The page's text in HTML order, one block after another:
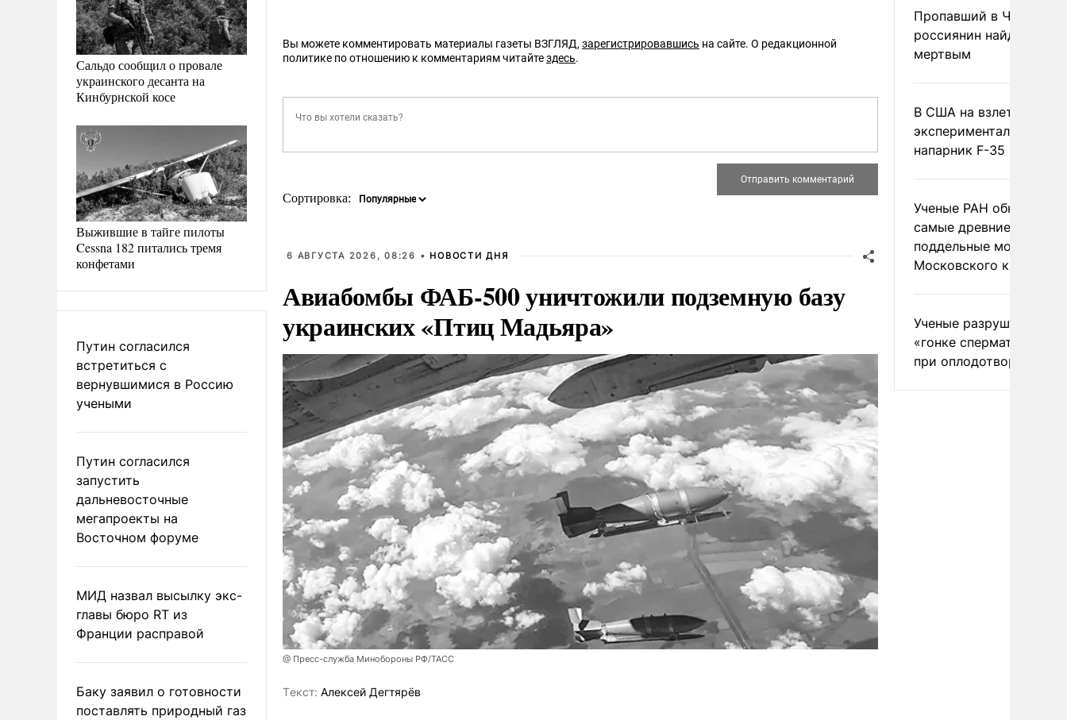
Сальдо сообщил о провале
украинского десанта на
Кинбурнской косе
Выжившие в тайге пилоты
Cessna 182 питались тремя
конфетами
Путин согласился
встретиться с
вернувшимися в Россию
учеными
Путин согласился
запустить
дальневосточные
мегапроекты на
Восточном форуме
МИД назвал высылку экс-
главы бюро RT из
Франции расправой
Баку заявил о готовности
поставлять природный газ
Вы можете комментировать материалы газеты ВЗГЛЯД, зарегистрировавшись на сайте. О редакционной
политике по отношению к комментариям читайтездесь.
Сортировка:
6 АВГУСТА 2026, 08:26 • НОВОСТИ ДНЯ
Авиабомбы ФАБ-500 уничтожили подземную базу
украинских «Птиц Мадьяра»
@ Пресс-служба Минобороны РФ/ТАСС
Tекст: Алексей Дегтярёв
Пропавший в
россиянин найден
мертвым
В США на взлете
экспериментальный
напарник F-35
Ученые РАН
самые древние
поддельные монеты
Московского
Ученые разрушили миф
«гонке
при оплодотворении